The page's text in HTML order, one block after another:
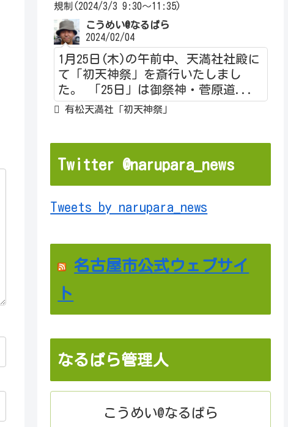
規制(2024/3/3 9:30～11:35)
こうめい@なるぱら
2024/02/04
1月25日(木)の午前中、天満社社殿に
て「初天神祭」を斎行いたしまし
た。 「25日」は御祭神・菅原道...
有松天満社「初天神祭」
Twitter @narupara_news
Tweets by narupara_news
名古屋市公式ウェブサイ
ト
なるぱら管理人
こうめい@なるぱら